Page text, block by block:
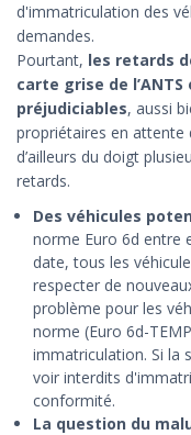
d'immatriculation des
demandes.
Pourtant, les retards
carte grise de
préjudiciables, aussi
propriétaires en attente
d’ailleurs du doigt
retards.
Des véhicules
norme Euro 6d entre
date, tous les
respecter de
problème pour les
norme (Euro 6d-
immatriculation. Si la
voir interdits
conformité.
La question du